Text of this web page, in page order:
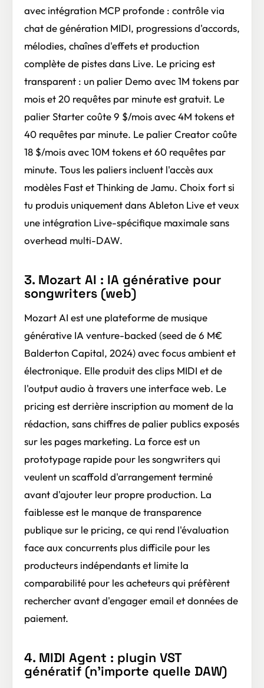
avec intégration MCP profonde : contrôle via
chat de génération MIDI, progressions d'accords,
mélodies, chaînes d'effets et production
complète de pistes dans Live. Le pricing est
transparent : un palier Demo avec 1M tokens par
mois et 20 requêtes par minute est gratuit. Le
palier Starter coûte 9 $/mois avec 4M tokens et
40 requêtes par minute. Le palier Creator coûte
18 $/mois avec 10M tokens et 60 requêtes par
minute. Tous les paliers incluent l'accès aux
modèles Fast et Thinking de Jamu. Choix fort si
tu produis uniquement dans Ableton Live et veux
une intégration Live-spécifique maximale sans
overhead multi-DAW.
3. Mozart AI : IA générative pour
songwriters (web)
Mozart AI est une plateforme de musique
générative IA venture-backed (seed de 6 M€
Balderton Capital, 2024) avec focus ambient et
électronique. Elle produit des clips MIDI et de
l'output audio à travers une interface web. Le
pricing est derrière inscription au moment de la
rédaction, sans chiffres de palier publics exposés
sur les pages marketing. La force est un
prototypage rapide pour les songwriters qui
veulent un scaffold d'arrangement terminé
avant d'ajouter leur propre production. La
faiblesse est le manque de transparence
publique sur le pricing, ce qui rend l'évaluation
face aux concurrents plus difficile pour les
producteurs indépendants et limite la
comparabilité pour les acheteurs qui préfèrent
rechercher avant d'engager email et données de
paiement.
4. MIDI Agent : plugin VST
génératif (n'importe quelle DAW)